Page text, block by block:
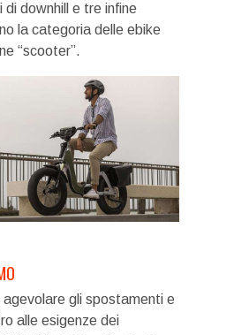
di downhill e tre infine
la categoria delle ebike
“scooter”.
agevolare gli spostamenti e
alle esigenze dei